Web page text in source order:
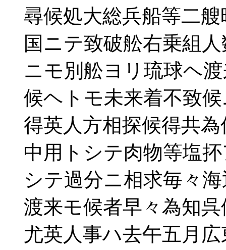
尋候処大総兵船等二艘
国ニテ致破舩右乗組人
ニモ別舩ヨリ琉球ヘ渡
候ヘトモ未来着不致候
得英人方相探候得共為
中用トシテ肉物等塩抔
シテ過分ニ相求毎々海
渡来モ候者早々為知呉
尤英人事ハ去午五月広